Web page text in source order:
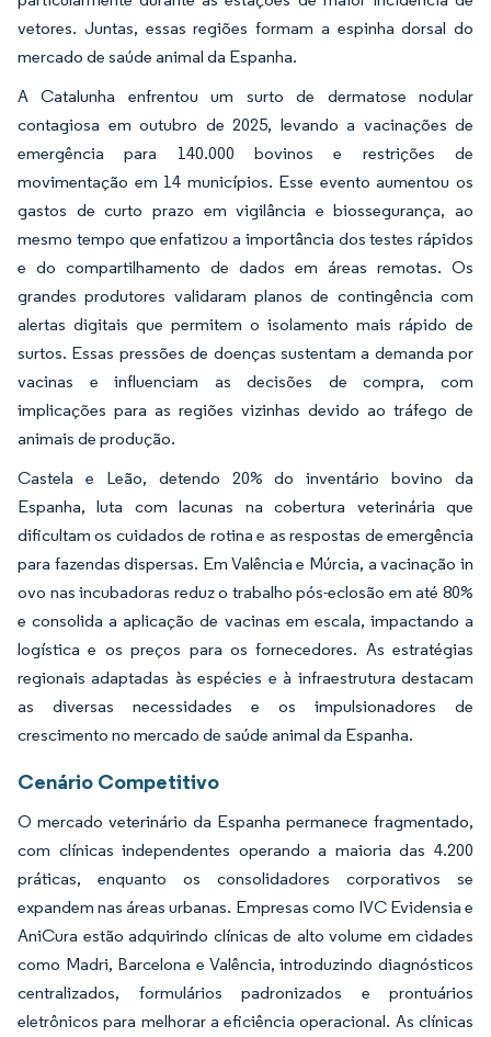
vetores. Juntas, essas regiões formam a espinha dorsal do
mercado de saúde animal da Espanha.
A Catalunha enfrentou um surto de dermatose nodular
contagiosa em outubro de 2025, levando a vacinações de
emergência para 140.000 bovinos e restrições de
movimentação em 14 municípios. Esse evento aumentou os
gastos de curto prazo em vigilância e biossegurança, ao
mesmo tempo que enfatizou a importância dos testes rápidos
e do compartilhamento de dados em áreas remotas. Os
grandes produtores validaram planos de contingência com
alertas digitais que permitem o isolamento mais rápido de
surtos. Essas pressões de doenças sustentam a demanda por
vacinas e influenciam as decisões de compra, com
implicações para as regiões vizinhas devido ao tráfego de
animais de produção.
Castela e Leão, detendo 20% do inventário bovino da
Espanha, luta com lacunas na cobertura veterinária que
dificultam os cuidados de rotina e as respostas de emergência
para fazendas dispersas. Em Valência e Múrcia, a vacinação in
ovo nas incubadoras reduz o trabalho pós-eclosão em até 80%
e consolida a aplicação de vacinas em escala, impactando a
logística e os preços para os fornecedores. As estratégias
regionais adaptadas às espécies e à infraestrutura destacam
as diversas necessidades e os impulsionadores de
crescimento no mercado de saúde animal da Espanha.
Cenário Competitivo
O mercado veterinário da Espanha permanece fragmentado,
com clínicas independentes operando a maioria das 4.200
práticas, enquanto os consolidadores corporativos se
expandem nas áreas urbanas. Empresas como IVC Evidensia e
AniCura estão adquirindo clínicas de alto volume em cidades
como Madri, Barcelona e Valência, introduzindo diagnósticos
centralizados, formulários padronizados e prontuários
eletrônicos para melhorar a eficiência operacional. As clínicas